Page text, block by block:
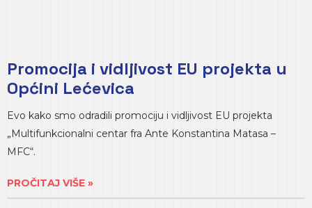
Promocija i vidljivost EU projekta u
Općini Lećevica
Evo kako smo odradili promociju i vidljivost EU projekta
„Multifunkcionalni centar fra Ante Konstantina Matasa –
MFC“.
PROČITAJ VIŠE »